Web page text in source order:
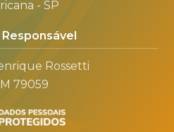
- SP
Rossetti
79059